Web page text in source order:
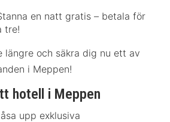
en natt gratis – betala för
tre!
längre och säkra dig nu ett av
i Meppen!
hotell i Meppen
upp exklusiva